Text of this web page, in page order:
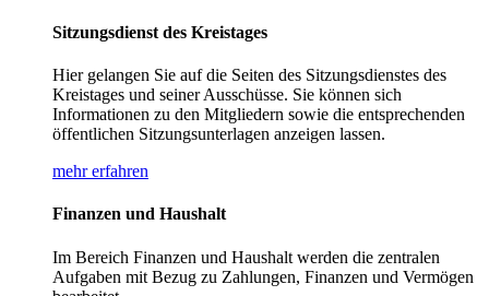
Sitzungsdienst des Kreistages
Hier gelangen Sie auf die Seiten des Sitzungsdienstes des
Kreistages und seiner Ausschüsse. Sie können sich
Informationen zu den Mitgliedern sowie die entsprechenden
öffentlichen Sitzungsunterlagen anzeigen lassen.
mehr erfahren
Finanzen und Haushalt
Im Bereich Finanzen und Haushalt werden die zentralen
Aufgaben mit Bezug zu Zahlungen, Finanzen und Vermögen